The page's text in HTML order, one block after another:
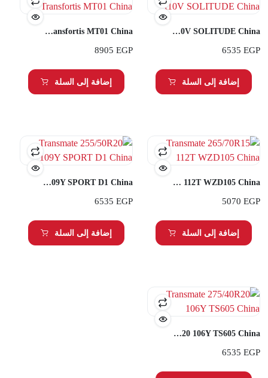
Transmate 255/55R20 110V SOLITUDE China
6535 EGP
إضافة إلى السلة
Transmate 285/70R17 Q Transfortis MT01 China
8905 EGP
إضافة إلى السلة
Transmate 265/70R15 112T WZD105 China
5070 EGP
إضافة إلى السلة
Transmate 255/50R20 109Y SPORT D1 China
6535 EGP
إضافة إلى السلة
Transmate 275/40R20 106Y TS605 China
6535 EGP